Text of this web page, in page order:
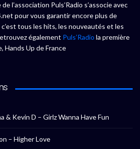
l’association Puls’Radio s’associe avec
pour vous garantir encore plus de
c’est tous les hits, les nouveautés et les
également Puls’Radio la première
Hands Up de France
& Kevin D – Girlz Wanna Have Fun
– Higher Love